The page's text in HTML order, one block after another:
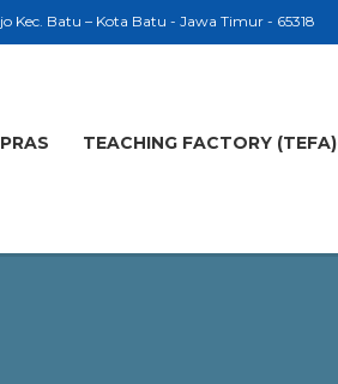
Kec. Batu – Kota Batu - Jawa Timur - 65318
TEACHING FACTORY (TEFA)